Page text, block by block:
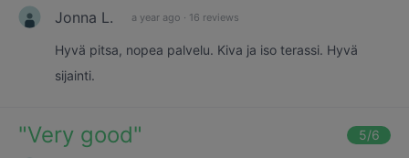
Jonna L. a year ago · 16 reviews
Hyvä pitsa, nopea palvelu. Kiva ja iso terassi. Hyvä
sijainti.
"Very good" 5/6